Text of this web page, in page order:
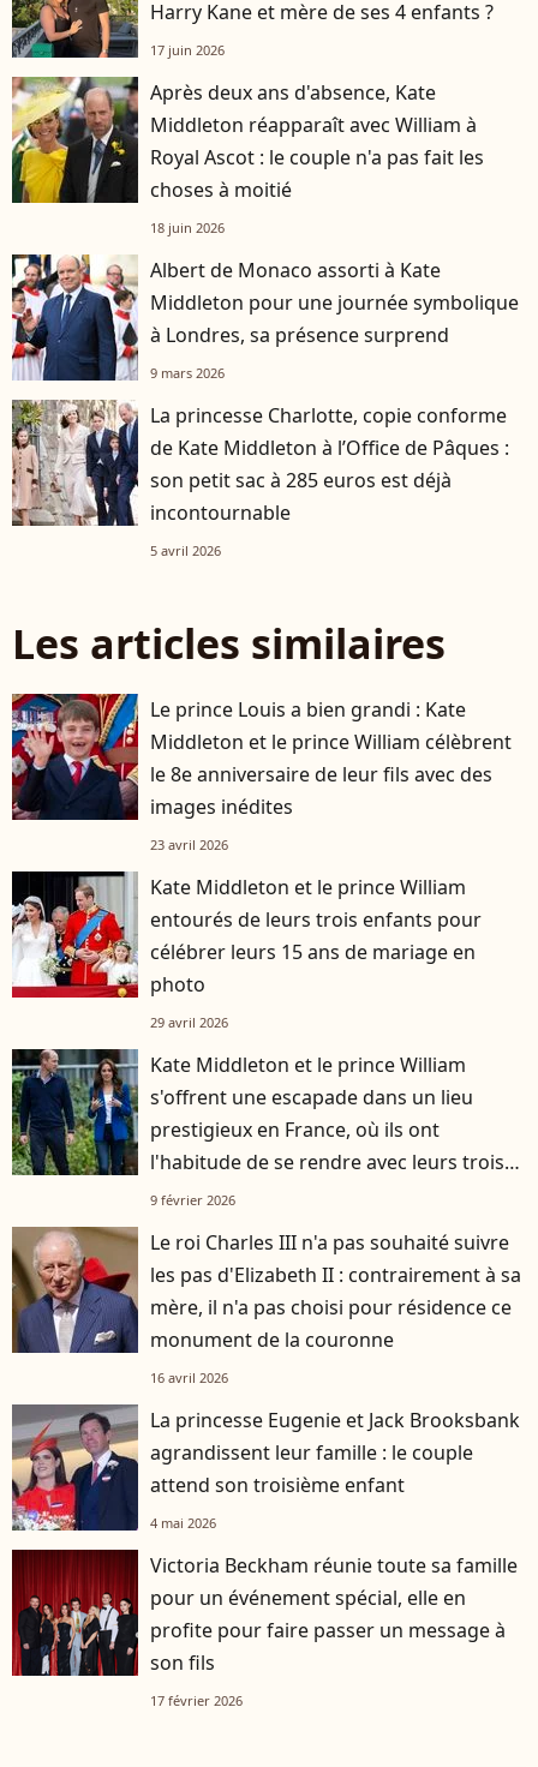
Harry Kane et mère de ses 4 enfants ?
17 juin 2026
Après deux ans d'absence, Kate
Middleton réapparaît avec William à
Royal Ascot : le couple n'a pas fait les
choses à moitié
18 juin 2026
Albert de Monaco assorti à Kate
Middleton pour une journée symbolique
à Londres, sa présence surprend
9 mars 2026
La princesse Charlotte, copie conforme
de Kate Middleton à l’Office de Pâques :
son petit sac à 285 euros est déjà
incontournable
5 avril 2026
Les articles similaires
Le prince Louis a bien grandi : Kate
Middleton et le prince William célèbrent
le 8e anniversaire de leur fils avec des
images inédites
23 avril 2026
Kate Middleton et le prince William
entourés de leurs trois enfants pour
célébrer leurs 15 ans de mariage en
photo
29 avril 2026
Kate Middleton et le prince William
s'offrent une escapade dans un lieu
prestigieux en France, où ils ont
l'habitude de se rendre avec leurs trois
enfants
9 février 2026
Le roi Charles III n'a pas souhaité suivre
les pas d'Elizabeth II : contrairement à sa
mère, il n'a pas choisi pour résidence ce
monument de la couronne
16 avril 2026
La princesse Eugenie et Jack Brooksbank
agrandissent leur famille : le couple
attend son troisième enfant
4 mai 2026
Victoria Beckham réunie toute sa famille
pour un événement spécial, elle en
profite pour faire passer un message à
son fils
17 février 2026